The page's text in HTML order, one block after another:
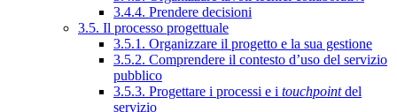
3.4.4. Prendere decisioni
3.5. Il processo progettuale
3.5.1. Organizzare il progetto e la sua gestione
3.5.2. Comprendere il contesto d’uso del servizio
pubblico
3.5.3. Progettare i processi e i touchpointdel
servizio